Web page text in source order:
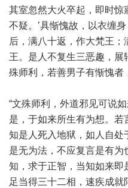
其室忽然大火卒起，即时惊
不疑。’具惭愧故，以衣缠
后，满八十返，作大梵王
王。是人不复生三恶趣，
殊师利，若善男子有惭愧者
“文殊师利，外道邪见可说
是，于如来所生有为想。若
知是人死入地狱，如人自
是无为法，不应复言是有
知，求于正智，当知如来
足当得三十二相，速疾成就